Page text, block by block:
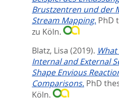
Brustzentren und der
Stream Mapping. PhD
zu Köln.
Blatz, Lisa (2019).
Internal and External
Shape Envious
Comparisons. PhD
Köln.